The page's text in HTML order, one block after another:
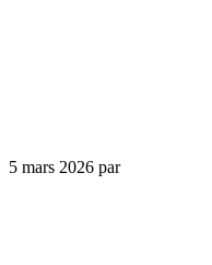
5 mars 2026 par